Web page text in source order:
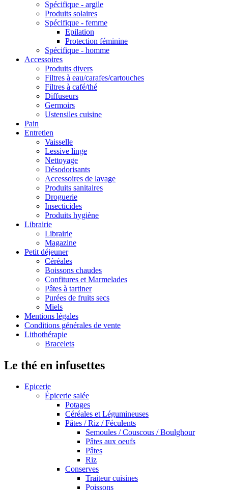
Spécifique - argile
Produits solaires
Spécifique - femme
Epilation
Protection féminine
Spécifique - homme
Accessoires
Produits divers
Filtres à eau/carafes/cartouches
Filtres à café/thé
Diffuseurs
Germoirs
Ustensiles cuisine
Pain
Entretien
Vaisselle
Lessive linge
Nettoyage
Désodorisants
Accessoires de lavage
Produits sanitaires
Droguerie
Insecticides
Produits hygiène
Librairie
Librairie
Magazine
Petit déjeuner
Céréales
Boissons chaudes
Confitures et Marmelades
Pâtes à tartiner
Purées de fruits secs
Miels
Mentions légales
Conditions générales de vente
Lithothérapie
Bracelets
Le thé en infusettes
Epicerie
Épicerie salée
Potages
Céréales et Légumineuses
Pâtes / Riz / Féculents
Semoules / Couscous / Boulghour
Pâtes aux oeufs
Pâtes
Riz
Conserves
Traiteur cuisines
Poissons